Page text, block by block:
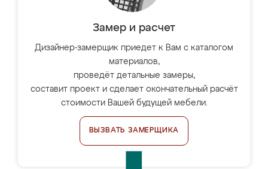
Замер и расчет
Дизайнер-замерщик приедет к Вам с каталогом
материалов,
проведёт детальные замеры,
составит проект и сделает окончательный расчёт
стоимости Вашей будущей мебели.
ВЫЗВАТЬ ЗАМЕРЩИКА